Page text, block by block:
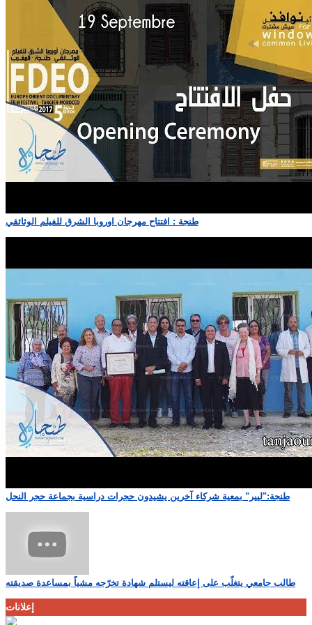
طنجة : افتتاح مهرجان اوروبا الشرق للفيلم الوثائقي
طنجة:"ليير" بمعية شركاء آخرين يشيدون حجرات دراسية بجماعة حجر النحل
طالب جامعي يتغلّب على إعاقته ليستلم شهادة تخرّجه مشياً بمساعدة صديقته
إعلانات